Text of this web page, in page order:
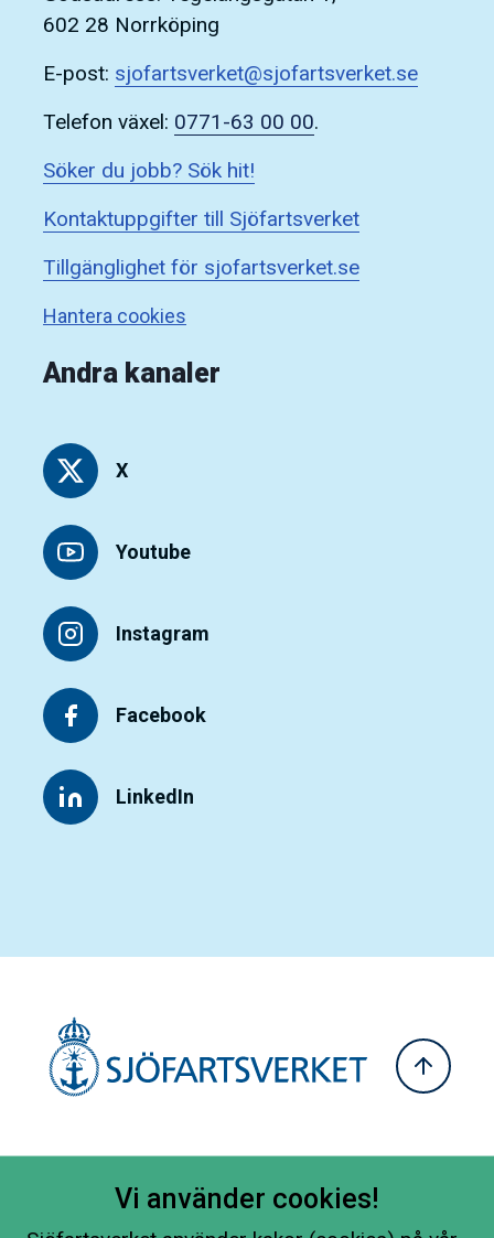
602 28 Norrköping
E-post: sjofartsverket@sjofartsverket.se
Telefon växel: 0771-63 00 00.
Söker du jobb? Sök hit!
Kontaktuppgifter till Sjöfartsverket
Tillgänglighet för sjofartsverket.se
Hantera cookies
Andra kanaler
X
Youtube
Instagram
Facebook
LinkedIn
Vi använder cookies!